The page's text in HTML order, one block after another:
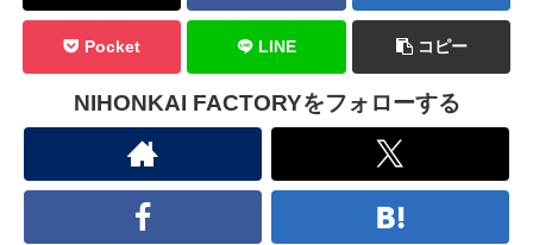
Pocket LINE コピー
NIHONKAI FACTORYをフォローする